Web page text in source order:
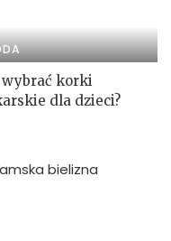
wybrać korki
dla dzieci?